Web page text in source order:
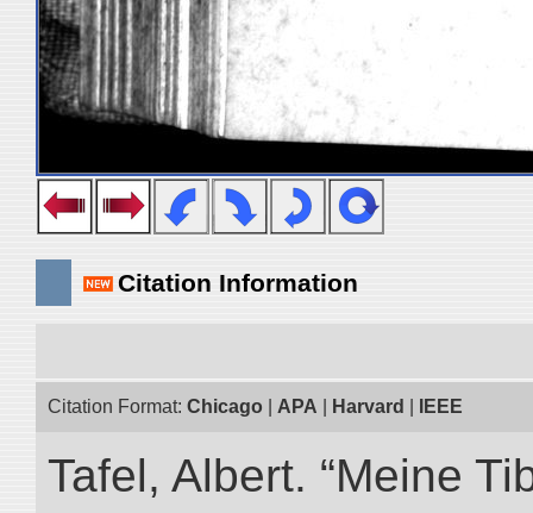
Citation Information
Citation Format: Chicago APA Harvard IEEE
Tafel, Albert. “Meine